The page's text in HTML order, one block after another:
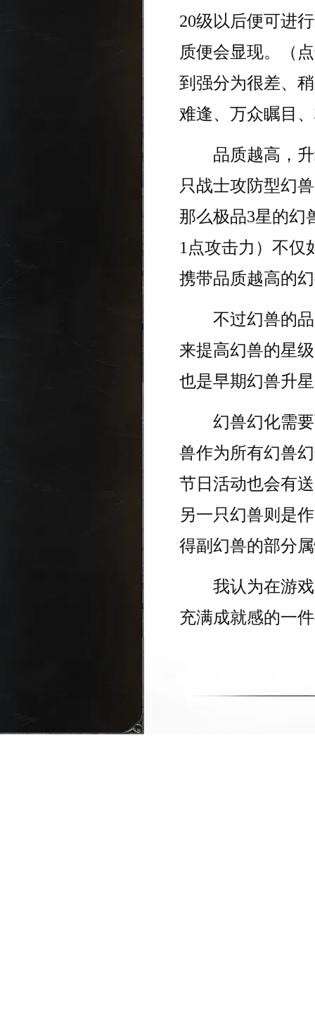
20级以后便可进
质便会显现。（
到强分为很差、
难逢、万众瞩目
品质越高，升
只战士攻防型幻
那么极品3星的幻
1点攻击力）不仅
携带品质越高的
不过幻兽的品
来提高幻兽的星
也是早期幻兽升
幻兽幻化需要
兽作为所有幻兽
节日活动也会有
另一只幻兽则是
得副幻兽的部分
我认为在游戏
充满成就感的一